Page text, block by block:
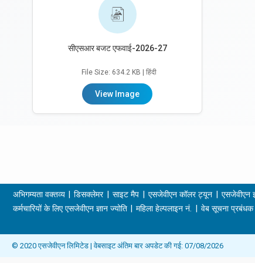
सीएसआर बजट एफवाई-2026-27
File Size: 634.2 KB | हिंदी
View Image
अभिगम्यता वक्तव्य डिसक्लेमर साइट मैप एसजेवीएन कॉलर ट्यून एसजेवीएन
कर्मचारियों के लिए एसजेवीएन ज्ञान ज्योति
महिला हेल्पलाइन नं. वेब सूचना प्रबंधक
© 2020 एसजेवीएन लिमिटेड | वेबसाइट अंतिम बार अपडेट की गई: 07/08/2026